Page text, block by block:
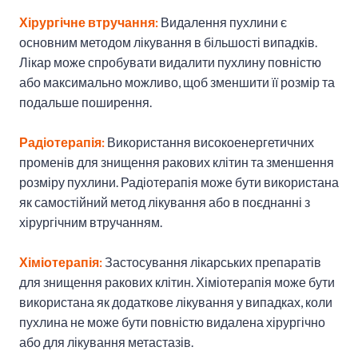
Хірургічне втручання: Видалення пухлини є
основним методом лікування в більшості випадків.
Лікар може спробувати видалити пухлину повністю
або максимально можливо, щоб зменшити її розмір та
подальше поширення.
Радіотерапія: Використання високоенергетичних
променів для знищення ракових клітин та зменшення
розміру пухлини. Радіотерапія може бути використана
як самостійний метод лікування або в поєднанні з
хірургічним втручанням.
Хіміотерапія:Застосування лікарських препаратів
для знищення ракових клітин. Хіміотерапія може бути
використана як додаткове лікування у випадках, коли
пухлина не може бути повністю видалена хірургічно
або для лікування метастазів.